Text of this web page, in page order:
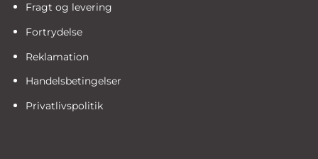
Fragt og levering
Fortrydelse
Reklamation
Handelsbetingelser
Privatlivspolitik